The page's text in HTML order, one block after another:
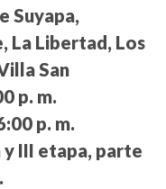
Suyapa,
La Libertad, Los
San
p. m.
p. m.
III etapa, parte